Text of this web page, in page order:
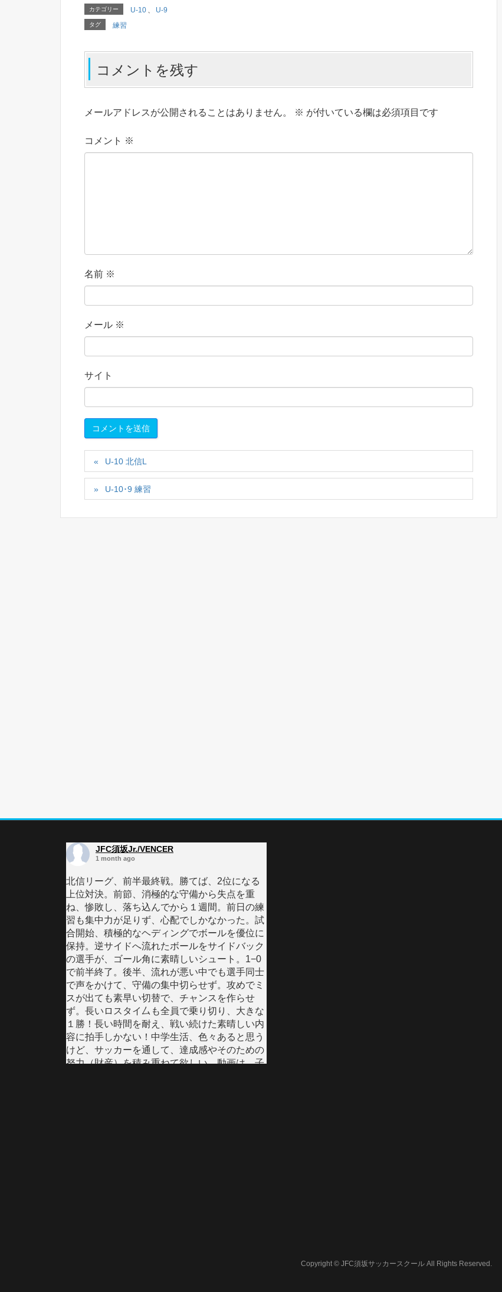
カテゴリー U-10 、 U-9
タグ 練習
コメントを残す
メールアドレスが公開されることはありません。 ※ が付いている欄は必須項目です
コメント ※
名前 ※
メール ※
サイト
U-10 北信L
U-10･9 練習
JFC須坂Jr./VENCER
1 month ago
北信リーグ、前半最終戦。勝てば、2位になる
上位対決。前節、消極的な守備から失点を重
ね、惨敗し、落ち込んでから１週間。前日の練
習も集中力が足りず、心配でしかなかった。試
合開始、積極的なヘディングでボールを優位に
保持。逆サイドへ流れたボールをサイドバック
の選手が、ゴール角に素晴しいシュート。1−0
で前半終了。後半、流れが悪い中でも選手同士
で声をかけて、守備の集中切らせず。攻めでミ
スが出ても素早い切替で、チャンスを作らせ
ず。長いロスタイ厶も全員で乗り切り、大きな
１勝！長い時間を耐え、戦い続けた素晴しい内
容に拍手しかない！中学生活、色々あると思う
けど、サッカーを通して、達成感やそのための
努力（財産）を積み重ねて欲しい。動画は、子
Copyright © JFC須坂サッカースクール All Rights Reserved.